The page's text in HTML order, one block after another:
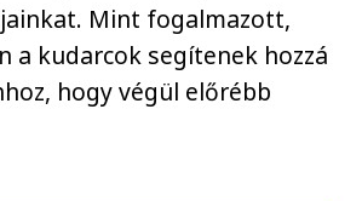
Mint fogalmazott,
a kudarcok segítenek hozzá
hogy végül előrébb